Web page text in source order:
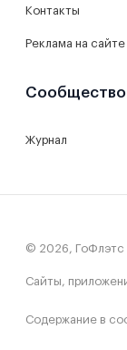
Контакты
Реклама на сайте
Сообщество
Журнал
© 2026, ГоФлэтс
Сайты,
Содержание в